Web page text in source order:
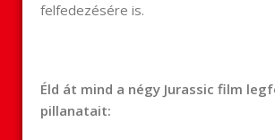
felfedezésére is.
Éld át mind a négy Jurassic film
pillanatait: